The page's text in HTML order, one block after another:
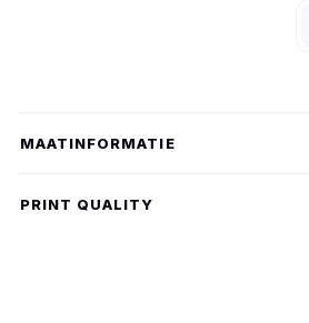
MAATINFORMATIE
PRINT QUALITY